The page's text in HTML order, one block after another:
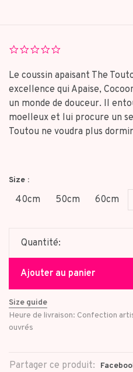
rating
Le coussin apaisant The
excellence qui Apaise,
un monde de douceur. Il
moelleux et lui procure un
Toutou ne voudra plus
Size :
40cm 50cm 60cm
Quantité:
Ajouter au panier
Size guide
Heure de livraison: Confection
ouvrés
Partager ce produit: